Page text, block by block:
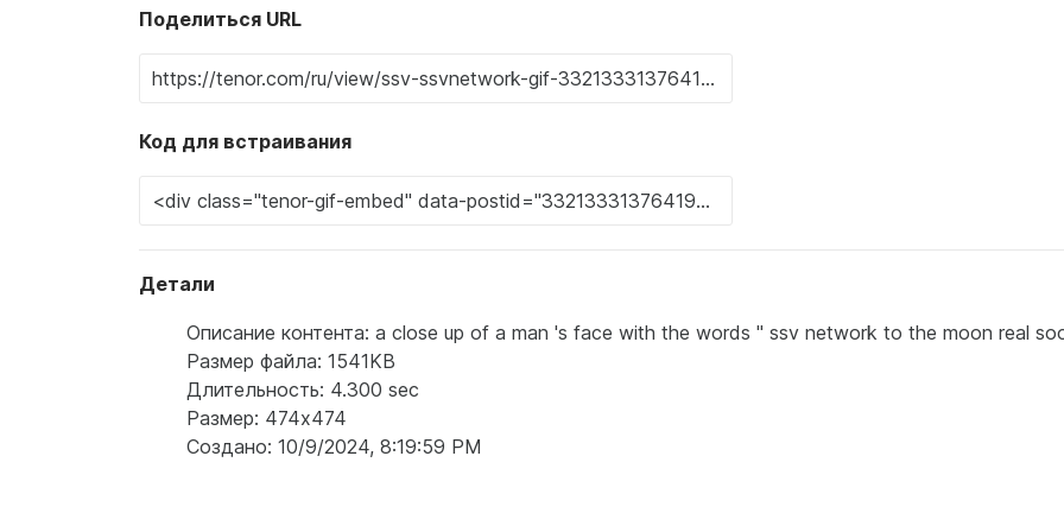
Поделиться URL
Код для встраивания
Детали
Описание контента: a close up of a man 's face with the words " ssv network to the moon real
Размер файла: 1541KB
Длительность: 4.300 sec
Размер: 474x474
Создано: 10/9/2024, 8:19:59 PM